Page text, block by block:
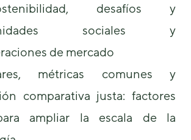
desafíos y
sociales y
de mercado
métricas comunes y
comparativa justa: factores
ampliar la escala de la
rechaza estas
algunas
desaparecerán
Al compartir tus